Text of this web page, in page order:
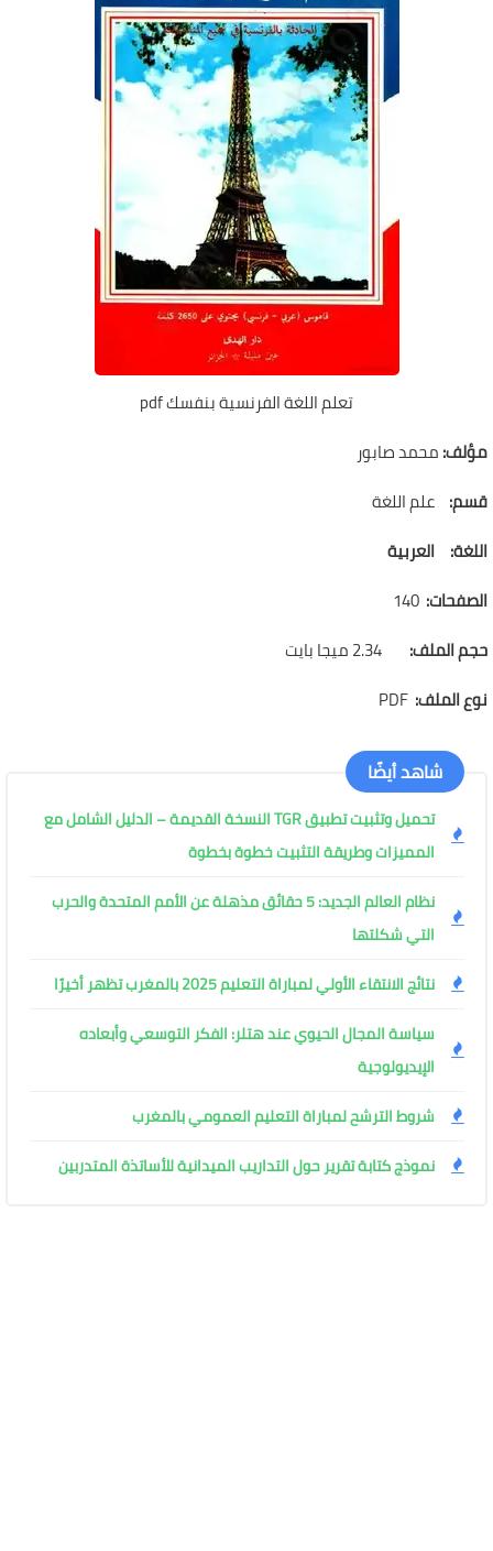
تعلم اللغة الفرنسية بنفسك pdf
مؤلف:محمد صابور
قسم: علم اللغة
اللغة: العربية
الصفحات: 140
حجم الملف:
2.34 ميجا بايت
نوع الملف: PDF
شاهد أيضًا
تحميل وتثبيت تطبيق TGR النسخة القديمة – الدليل الشامل مع
المميزات وطريقة التثبيت خطوة بخطوة
نظام العالم الجديد: 5 حقائق مذهلة عن الأمم المتحدة والحرب
التي شكلتها
نتائج الانتقاء الأولي لمباراة التعليم 2025 بالمغرب تظهر أخيرًا
سياسة المجال الحيوي عند هتلر: الفكر التوسعي وأبعاده
الإيديولوجية
شروط الترشح لمباراة التعليم العمومي بالمغرب
نموذج كتابة تقرير حول التداريب الميدانية للأساتذة المتدربين